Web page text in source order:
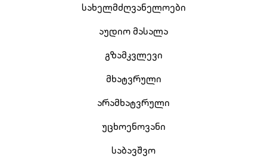
სახელმძღვანელოები
აუდიო მასალა
გზამკვლევი
მხატვრული
არამხატვრული
უცხოენოვანი
საბავშვო